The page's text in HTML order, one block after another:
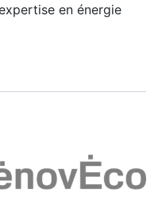
en énergie